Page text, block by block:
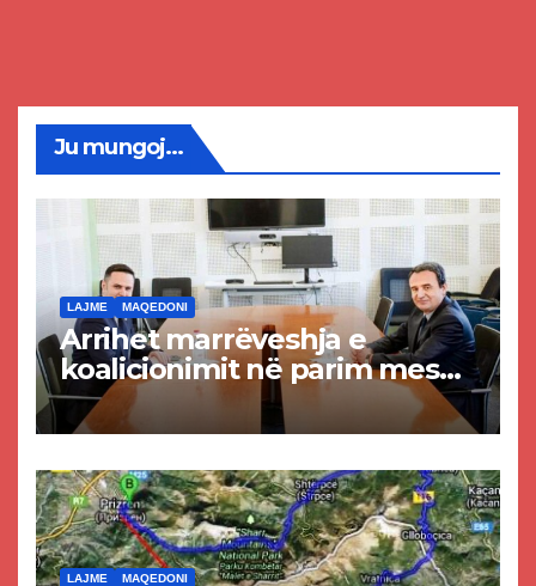
Ju mungoj...
LAJME MAQEDONI
Arrihet marrëveshja e
koalicionimit në parim mes
Kurtit dhe Abdixhikut
LAJME MAQEDONI